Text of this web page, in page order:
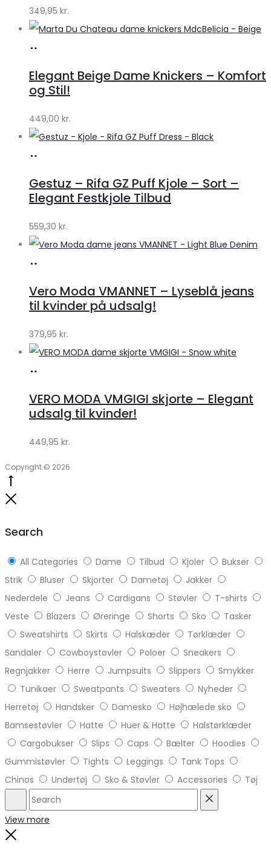
349,95 kr.
Klædeskabet.dk
Elegant Beige Dame Knickers – Komfort
og Stil!
449,00 kr.
Lykke
by
Lykke
Gestuz – Rifa GZ Puff Kjole – Sort –
Elegant Festkjole Tilbud
559,30 kr.
Klædeskabet.dk
Vero Moda VMANNET – Lyseblå jeans
til kvinder på udsalg!
379,95 kr.
Klædeskabet.dk
VERO MODA VMGIGI skjorte – Elegant
udsalg til kvinder!
449,95 kr.
Copyright © 2026
Search
All Categories Dame Tilbud Kjoler
Bukser
Strik
Bluser Skjorter Dametøj
Jakker
Nederdele
Jeans Cardigans Støvler
T-shirts
Veste
Blazers Øreringe Shorts Sko
Tasker
Sweatshirts
Skirts Halskæder
Tørklæder
Sandaler
Cowboystøvler Poloer
Sneakers
Regnjakker
Herre Jumpsuits Slippers
Smykker
Tunikaer
Sweatpants Sweaters
Nyheder
Herretøj
Handsker Damesko
Højhælede sko
Bamsestøvler
Hatte Huer & Hatte
Halstørklæder
Cargobukser
Slips Caps Bælter
Hoodies
Gummistøvler
Tights Leggings
Tank Tops
Chinos
Undertøj Sko & Støvler Accessories Tøj
Search
View more